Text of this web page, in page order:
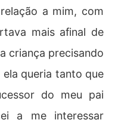
a mim, com
mais afinal de
criança precisando
queria tanto que
do meu pai
a me interessar